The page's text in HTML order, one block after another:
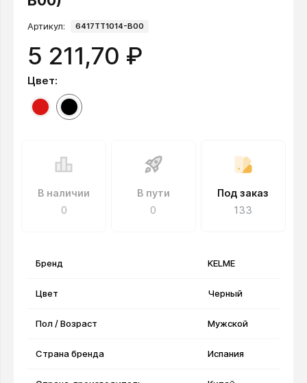
Артикул: 6417TT1014-B00
5 211,70 ₽
Цвет:
В наличии
0
В пути
0
Под заказ
133
Бренд KELME
Цвет Черный
Пол / Возраст Мужской
Страна бренда Испания